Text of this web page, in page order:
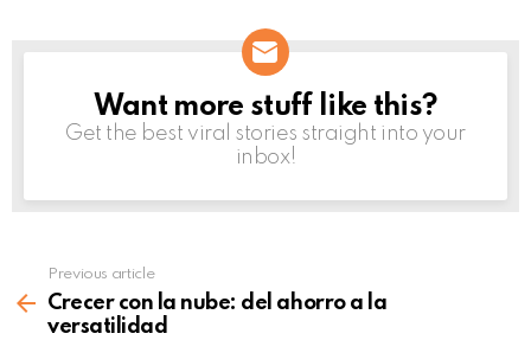
NEWSLETTER
Want more stuff like this?
Get the best viral stories straight into your
inbox!
more
Previous article
Crecer con la nube: del ahorro a la
versatilidad